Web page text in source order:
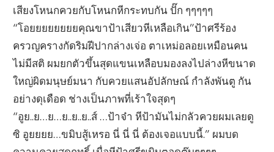
เสียงโหนกควยกับโหนกหีกระทบกัน ปั๊ก ๆๆๆๆๆ
“โอยยยยยยยยคุณขาป้าเสียวหีเหลือเกิน”ป้าศรีร้อง
ครวญครางกัดริมฝีปากล่างเจ่อ ตาเหม่อลอยเหมือนคน
ไม่มีสติ ผมยกตัวขึ้นสุดแขนเหลือบมองลงไปล่างหีขนาด
ใหญ่ผิดมนุษย์มนา กับควยแสนอัปลักษณ์ กำลังพันตู กัน
อย่างดุเดือด ช่างเป็นภาพที่เร้าใจสุดๆ
“อูย..ย…ย…ย..ย..ย..ส์ …ป้าจ๋า หีป้ามันไม่กลัวควยผมเลยดู
ซิ อูยยยย…ขมิบสู้เหรอ นี่ นี่ นี่ ต้องเจอแบบนี้.” ผมบด